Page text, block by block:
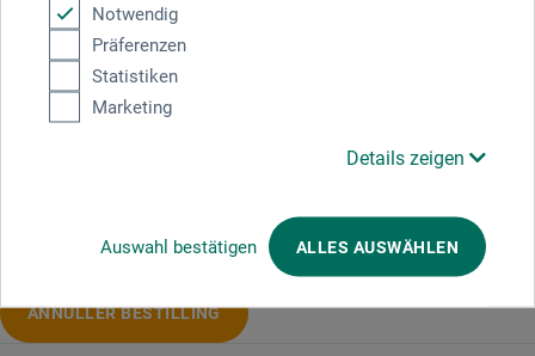
Notwendig
Präferenzen
Statistiken
Marketing
Details zeigen
Auswahl bestätigen ALLES AUSWÄHLEN
Betalingsmetoder
ANNULLER BESTILLING